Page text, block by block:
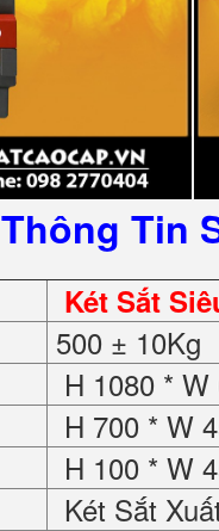
Thông Tin
Két Sắt
500 ± 10Kg
H 1080 *
H 700 * W
H 100 * W
Két Sắt